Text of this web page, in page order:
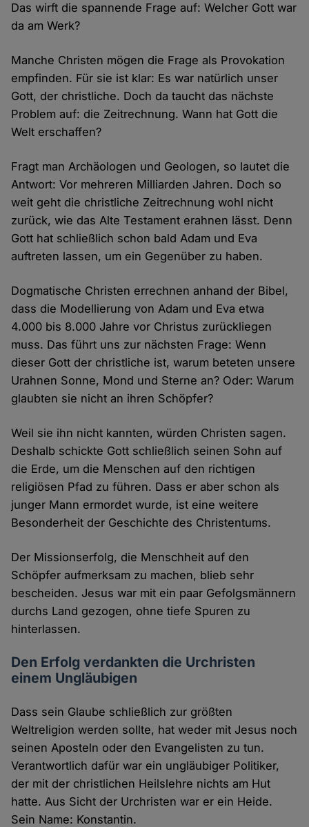
Das wirft die spannende Frage auf: Welcher Gott war
da am Werk?
Manche Christen mögen die Frage als Provokation
empfinden. Für sie ist klar: Es war natürlich unser
Gott, der christliche. Doch da taucht das nächste
Problem auf: die Zeitrechnung. Wann hat Gott die
Welt erschaffen?
Fragt man Archäologen und Geologen, so lautet die
Antwort: Vor mehreren Milliarden Jahren. Doch so
weit geht die christliche Zeitrechnung wohl nicht
zurück, wie das Alte Testament erahnen lässt. Denn
Gott hat schließlich schon bald Adam und Eva
auftreten lassen, um ein Gegenüber zu haben.
Dogmatische Christen errechnen anhand der Bibel,
dass die Modellierung von Adam und Eva etwa
4.000 bis 8.000 Jahre vor Christus zurückliegen
muss. Das führt uns zur nächsten Frage: Wenn
dieser Gott der christliche ist, warum beteten unsere
Urahnen Sonne, Mond und Sterne an? Oder: Warum
glaubten sie nicht an ihren Schöpfer?
Weil sie ihn nicht kannten, würden Christen sagen.
Deshalb schickte Gott schließlich seinen Sohn auf
die Erde, um die Menschen auf den richtigen
religiösen Pfad zu führen. Dass er aber schon als
junger Mann ermordet wurde, ist eine weitere
Besonderheit der Geschichte des Christentums.
Der Missionserfolg, die Menschheit auf den
Schöpfer aufmerksam zu machen, blieb sehr
bescheiden. Jesus war mit ein paar Gefolgsmännern
durchs Land gezogen, ohne tiefe Spuren zu
hinterlassen.
Den Erfolg verdankten die Urchristen
einem Ungläubigen
Dass sein Glaube schließlich zur größten
Weltreligion werden sollte, hat weder mit Jesus noch
seinen Aposteln oder den Evangelisten zu tun.
Verantwortlich dafür war ein ungläubiger Politiker,
der mit der christlichen Heilslehre nichts am Hut
hatte. Aus Sicht der Urchristen war er ein Heide.
Sein Name: Konstantin.